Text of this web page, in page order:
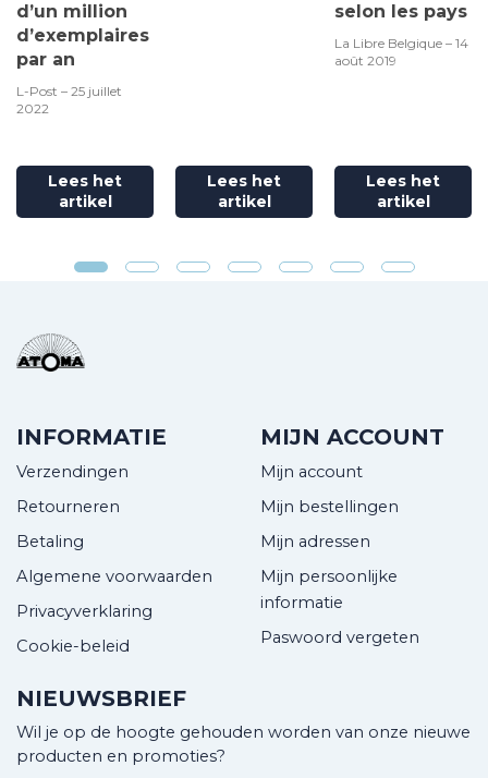
d’un million
d’exemplaires
par an
L-Post – 25 juillet
2022
Lees het
artikel
Lees het
artikel
selon les pays
La Libre Belgique – 14
août 2019
Lees het
artikel
INFORMATIE
Verzendingen
Retourneren
Betaling
Algemene voorwaarden
Privacyverklaring
Cookie-beleid
MIJN ACCOUNT
Mijn account
Mijn bestellingen
Mijn adressen
Mijn persoonlijke
informatie
Paswoord vergeten
NIEUWSBRIEF
Wil je op de hoogte gehouden worden van onze nieuwe
producten en promoties?